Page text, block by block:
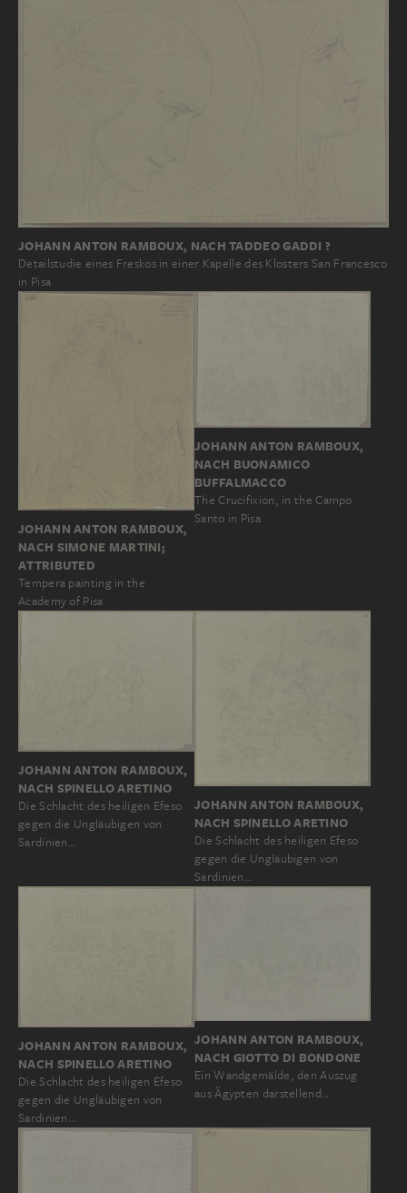
JOHANN ANTON RAMBOUX, NACH TADDEO GADDI ?
Detailstudie eines Freskos in einer Kapelle des Klosters San Francesco
in Pisa
JOHANN ANTON RAMBOUX,
NACH SIMONE MARTINI;
ATTRIBUTED
Tempera painting in the
Academy of Pisa
JOHANN ANTON RAMBOUX,
NACH BUONAMICO
BUFFALMACCO
The Crucifixion, in the Campo
Santo in Pisa
JOHANN ANTON RAMBOUX,
NACH SPINELLO ARETINO
Die Schlacht des heiligen Efeso
gegen die Ungläubigen von
Sardinien…
JOHANN ANTON RAMBOUX,
NACH SPINELLO ARETINO
Die Schlacht des heiligen Efeso
gegen die Ungläubigen von
Sardinien…
JOHANN ANTON RAMBOUX,
NACH SPINELLO ARETINO
Die Schlacht des heiligen Efeso
gegen die Ungläubigen von
Sardinien…
JOHANN ANTON RAMBOUX,
NACH GIOTTO DI BONDONE
Ein Wandgemälde, den Auszug
aus Ägypten darstellend…